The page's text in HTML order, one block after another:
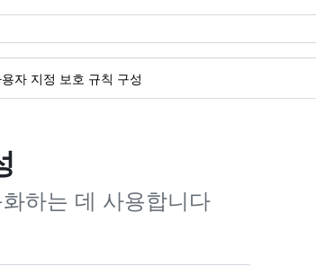
자 지정 보호 규칙 구성
하는 데 사용합니다